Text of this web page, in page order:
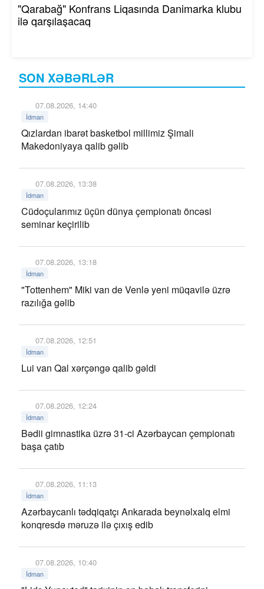
SON XƏBƏRLƏR
07.08.2026, 14:40
İdman
Qızlardan ibarət basketbol millimiz Şimali
Makedoniyaya qalib gəlib
07.08.2026, 13:38
İdman
Cüdoçularımız üçün dünya çempionatı öncəsi
seminar keçirilib
07.08.2026, 13:18
İdman
"Tottenhem" Miki van de Venlə yeni müqavilə üzrə
razılığa gəlib
07.08.2026, 12:51
İdman
Lui van Qal xərçəngə qalib gəldi
07.08.2026, 12:24
İdman
Bədii gimnastika üzrə 31-ci Azərbaycan çempionatı
başa çatıb
07.08.2026, 11:13
İdman
Azərbaycanlı tədqiqatçı Ankarada beynəlxalq elmi
konqresdə məruzə ilə çıxış edib
07.08.2026, 10:40
İdman
"Qarabağ" Konfrans Liqasında Danimarka klubu
ilə qarşılaşacaq